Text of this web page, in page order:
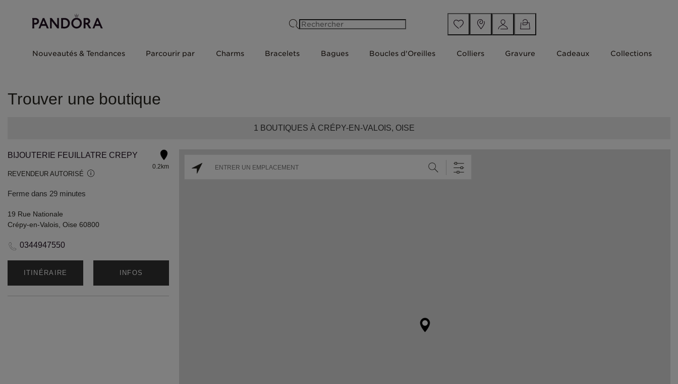
Nouveautés & Tendances Parcourir par Charms Bracelets Bagues Boucles d'Oreilles Colliers Gravure Cadeaux Collections
Trouver une boutique
1 BOUTIQUES À CRÉPY-EN-VALOIS, OISE
BIJOUTERIE FEUILLATRE CREPY
REVENDEUR AUTORISÉ
Ferme dans 29 minutes
0.2km
19 Rue Nationale
Crépy-en-Valois, Oise 60800
0344947550
ITINÉRAIRE INFOS